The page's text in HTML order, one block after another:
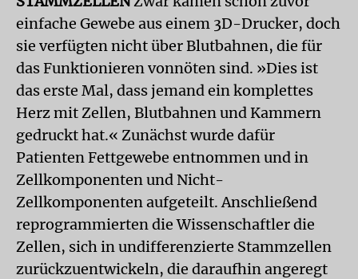
einfache Gewebe aus einem 3D-Drucker, doch
sie verfügten nicht über Blutbahnen, die für
das Funktionieren vonnöten sind. »Dies ist
das erste Mal, dass jemand ein komplettes
Herz mit Zellen, Blutbahnen und Kammern
gedruckt hat.« Zunächst wurde dafür
Patienten Fettgewebe entnommen und in
Zellkomponenten und Nicht-
Zellkomponenten aufgeteilt. Anschließend
reprogrammierten die Wissenschaftler die
Zellen, sich in undifferenzierte Stammzellen
zurückzuentwickeln, die daraufhin angeregt